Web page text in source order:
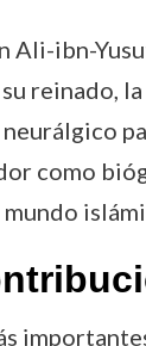
Ali-ibn-
reinado,
como